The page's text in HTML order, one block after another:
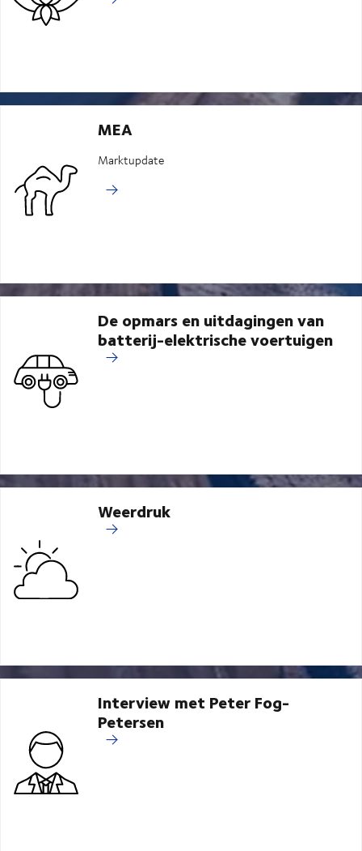
MEA
Marktupdate
De opmars en uitdagingen van
batterij-elektrische voertuigen
Weerdruk
Interview met Peter Fog-
Petersen